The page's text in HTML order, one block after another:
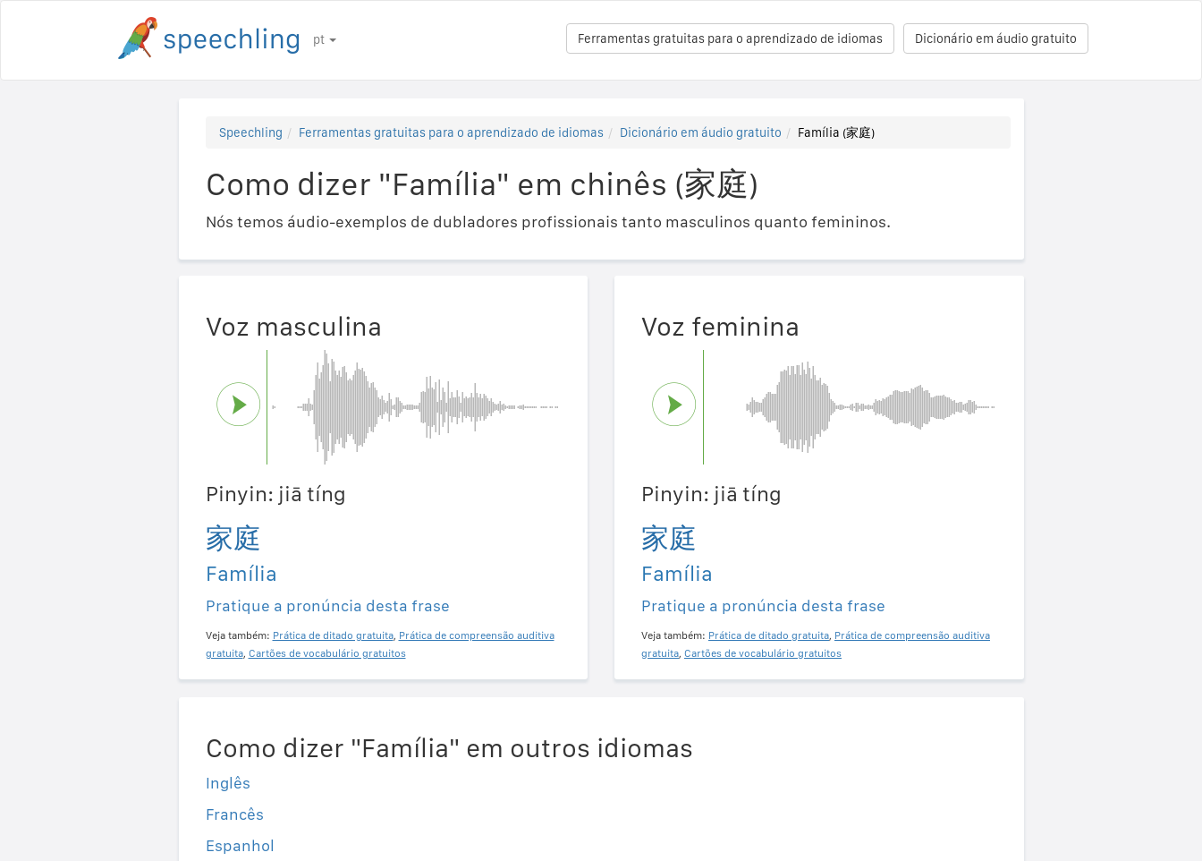
pt Dicionário em áudio gratuito
Ferramentas gratuitas para o aprendizado de idiomas
Speechling Ferramentas gratuitas para o aprendizado de idiomas Dicionário em áudio gratuito Família (家庭)
Como dizer "Família" em chinês (家庭)
Nós temos áudio-exemplos de dubladores profissionais tanto masculinos quanto femininos.
Voz masculina
Pinyin: jiā tíng
家庭
Família
Pratique a pronúncia desta frase
Veja também: Prática de ditado gratuita, Prática de compreensão auditiva
gratuita, Cartões de vocabulário gratuitos
Voz feminina
Pinyin: jiā tíng
家庭
Família
Pratique a pronúncia desta frase
Veja também: Prática de ditado gratuita, Prática de compreensão auditiva
gratuita, Cartões de vocabulário gratuitos
Como dizer "Família" em outros idiomas
Inglês
Francês
Espanhol